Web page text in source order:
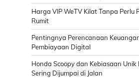
Harga VIP WeTV Kilat Tanpa Perlu
Rumit
Pentingnya Perencanaan
Pembiayaan Digital
Honda Scoopy dan Kebiasaan
Sering Dijumpai di Jalan